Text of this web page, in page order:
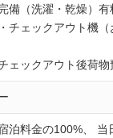
備（洗濯・乾燥）有
チェックアウト機
ェックアウト後荷物
泊料金の100%、 当